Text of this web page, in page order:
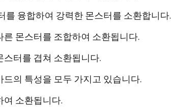
를 융합하여 강력한 몬스터를 소환합니다.
몬스터를 조합하여 소환됩니다.
터를 겹쳐 소환됩니다.
의 특성을 모두 가지고 있습니다.
여 소환됩니다.